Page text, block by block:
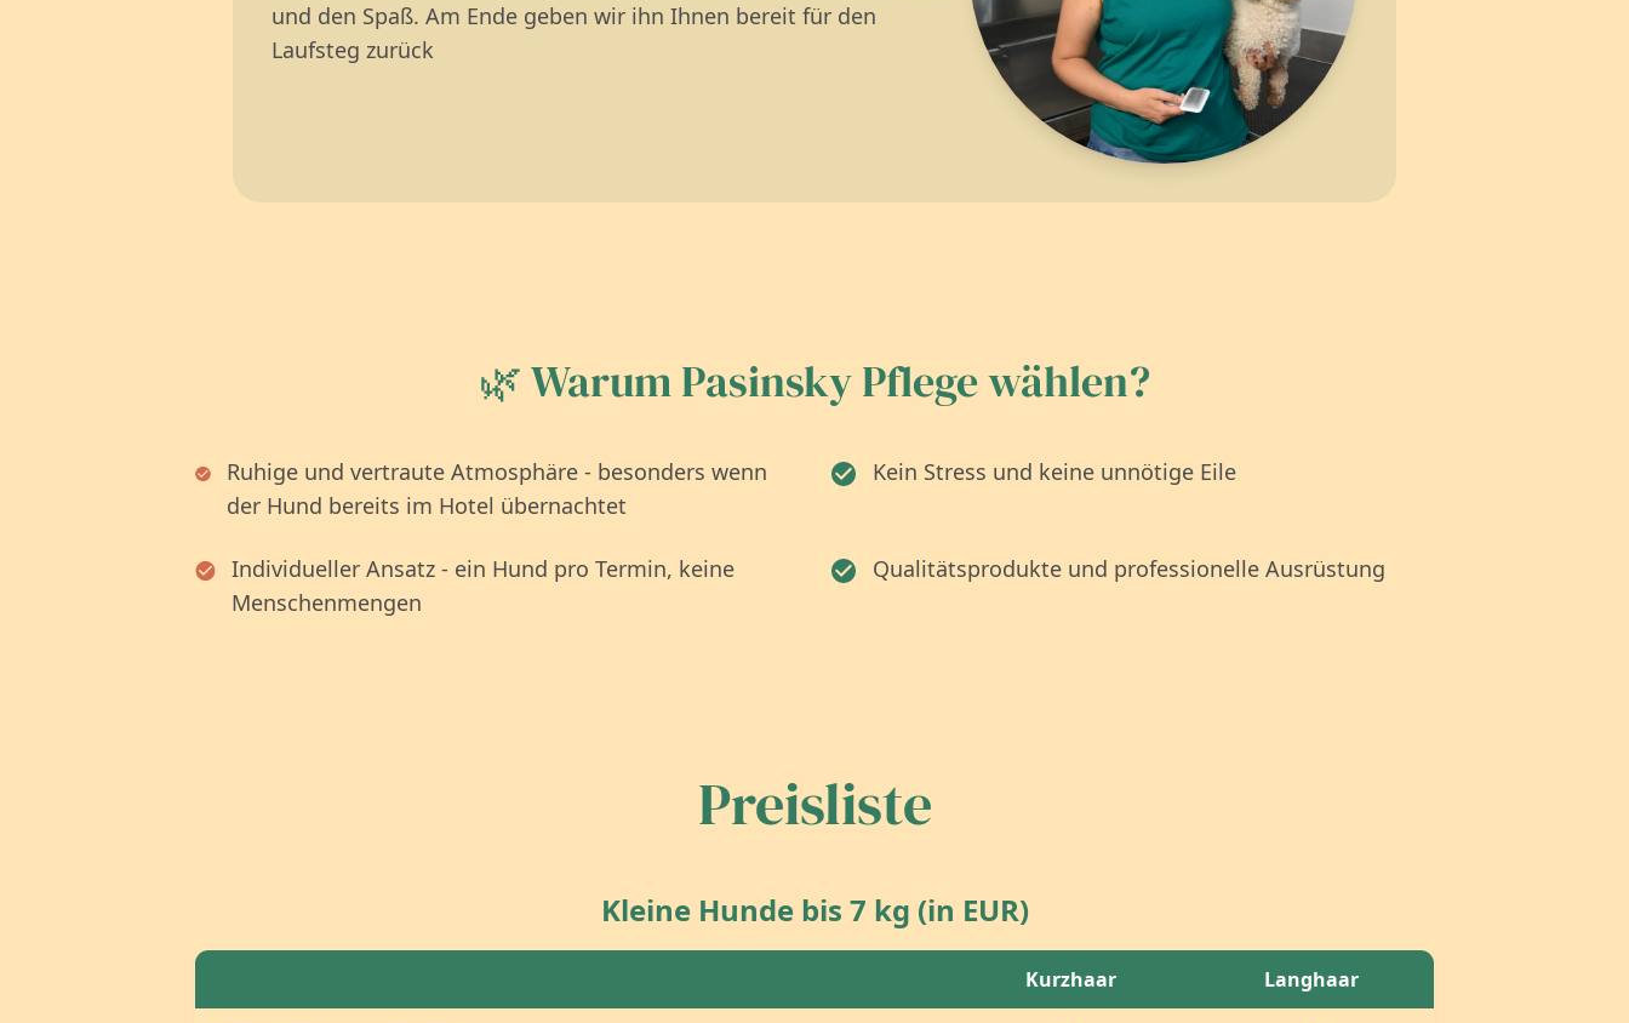
und den Spaß. Am Ende geben wir ihn Ihnen bereit für den
Laufsteg zurück
🌿 Warum Pasinsky Pflege wählen?
Ruhige und vertraute Atmosphäre - besonders wenn
der Hund bereits im Hotel übernachtet
Kein Stress und keine unnötige Eile
Individueller Ansatz - ein Hund pro Termin, keine
Menschenmengen
Qualitätsprodukte und professionelle Ausrüstung
Preisliste
Kleine Hunde bis 7 kg (in EUR)
Kurzhaar Langhaar